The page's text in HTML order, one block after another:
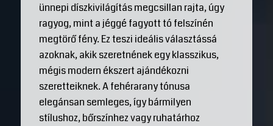
ünnepi díszkivilágítás megcsillan rajta, úgy
ragyog, mint a jéggé fagyott tó felszínén
megtörő fény. Ez teszi ideális választássá
azoknak, akik szeretnének egy klasszikus,
mégis modern ékszert ajándékozni
szeretteiknek. A fehérarany tónusa
elegánsan semleges, így bármilyen
stílushoz, bőrszínhez vagy ruhatárhoz